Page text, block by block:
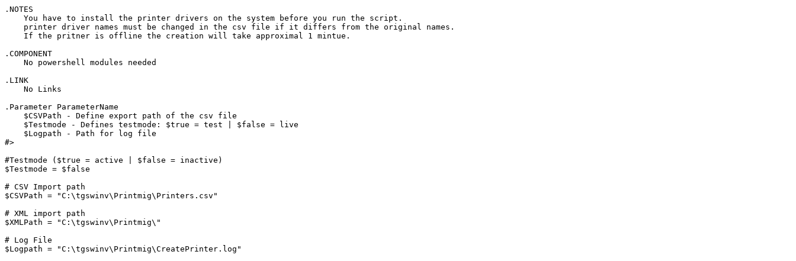
.NOTES
    You have to install the printer drivers on the system before you run the script.
    printer driver names must be changed in the csv file if it differs from the original names.
    If the pritner is offline the creation will take approximal 1 mintue.
.COMPONENT
    No powershell modules needed
.LINK
    No Links
.Parameter ParameterName
    $CSVPath - Define export path of the csv file
    $Testmode - Defines testmode: $true = test | $false = live
    $Logpath - Path for log file
#>
#Testmode ($true = active | $false = inactive)
$Testmode = $false
# CSV Import path
$CSVPath = "C:\tgswinv\Printmig\Printers.csv"
# XML import path
$XMLPath = "C:\tgswinv\Printmig\"
# Log File
$Logpath = "C:\tgswinv\Printmig\CreatePrinter.log"